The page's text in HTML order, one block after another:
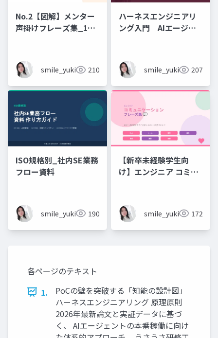
No.2【図解】メンター
声掛けフレーズ集_18
smile_yukiko_it210
ハーネスエンジニアリ
ング入門 AIエージェ
smile_yukiko_it207
ISO規格別_社内SE業務
フロー資料
smile_yukiko_it190
【新卒未経験学生向
け】エンジニア コミュ
のコミュニケーション
フレーズ集smile_yukiko_it172
各ページのテキスト
1.
PoCの壁を突破する「知能の設計図」
ハーネスエンジニアリング 原理原則
2026年最新論文と実証データに基づ
く、 AIエージェントの本番稼働に向け